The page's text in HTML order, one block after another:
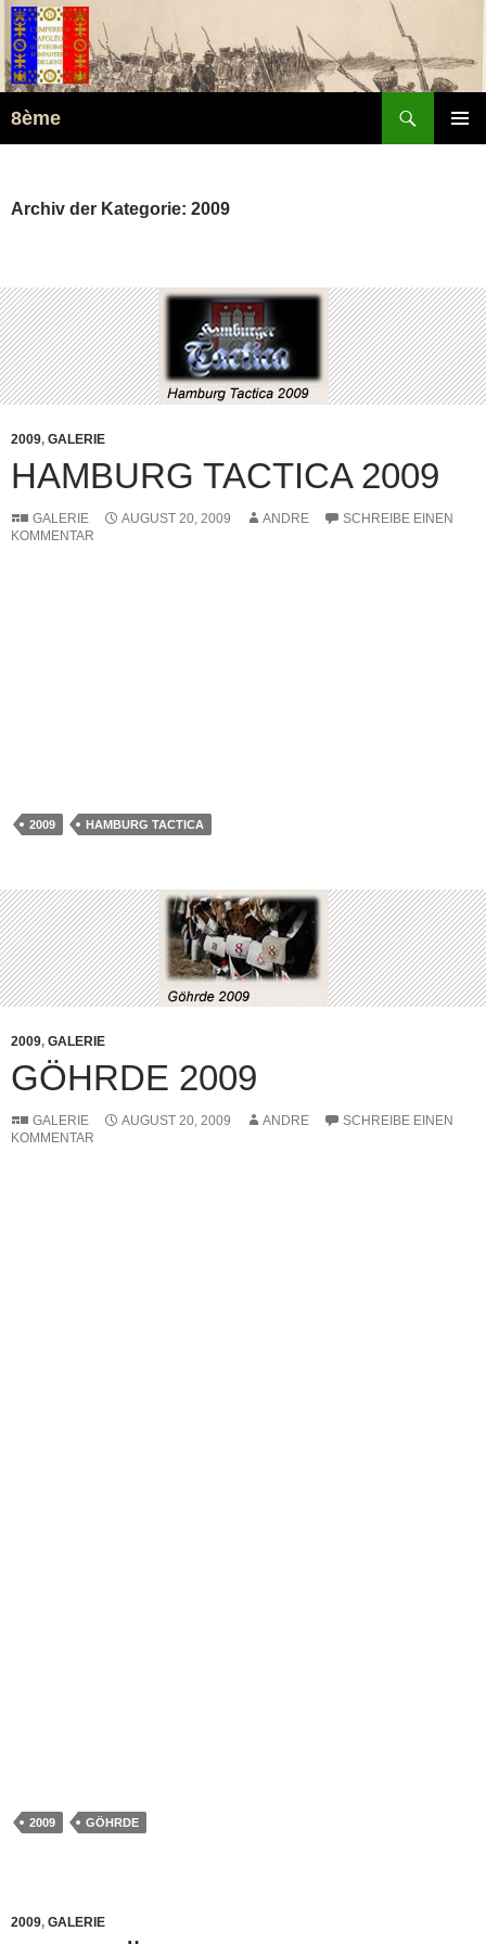
8ème
Archiv der Kategorie: 2009
2009, GALERIE
HAMBURG TACTICA 2009
GALERIE AUGUST 20, 2009 ANDRE
SCHREIBE EINEN
KOMMENTAR
2009 HAMBURG TACTICA
2009, GALERIE
GÖHRDE 2009
GALERIE AUGUST 20, 2009 ANDRE
SCHREIBE EINEN
KOMMENTAR
2009 GÖHRDE
2009, GALERIE